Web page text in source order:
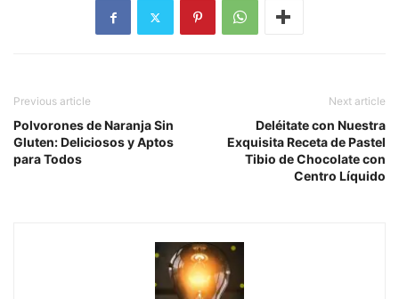
Previous article
Polvorones de Naranja Sin
Gluten: Deliciosos y Aptos
para Todos
Next article
Deléitate con Nuestra
Exquisita Receta de Pastel
Tibio de Chocolate con
Centro Líquido